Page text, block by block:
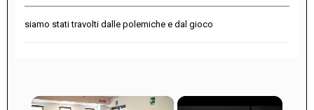
siamo stati travolti dalle polemiche e dal gioco
×